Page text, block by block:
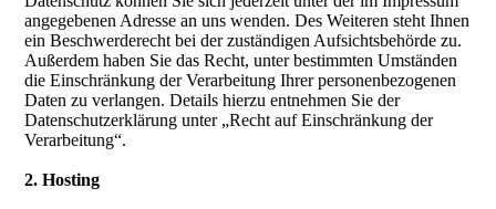
angegebenen Adresse an uns wenden. Des Weiteren steht Ihnen
ein Beschwerderecht bei der zuständigen Aufsichtsbehörde zu.
Außerdem haben Sie das Recht, unter bestimmten Umständen
die Einschränkung der Verarbeitung Ihrer personenbezogenen
Daten zu verlangen. Details hierzu entnehmen Sie der
Datenschutzerklärung unter „Recht auf Einschränkung der
Verarbeitung“.
2. Hosting